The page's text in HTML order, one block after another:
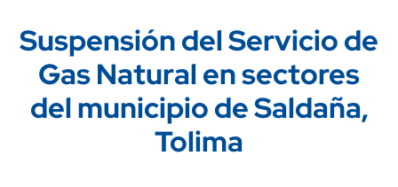
Title
Suspensión del Servicio de
Gas Natural en sectores
del municipio de Saldaña,
Tolima